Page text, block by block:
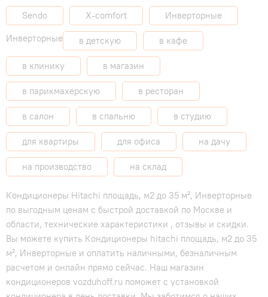
Sendo X-comfort
Инверторные
Инверторные
в детскую в кафе
в клинику в магазин
в парикмахерскую в ресторан
в салон в спальню в студию
для квартиры для офиса на дачу
на производство на склад
Кондиционеры Hitachi площадь, м2 до 35 м², Инверторные
по выгодным ценам с быстрой доставкой по Москве и
области, технические характеристики , отзывы и скидки.
Вы можете купить Кондиционеры hitachi площадь, м2 до 35
м², Инверторные и оплатить наличными, безналичным
расчетом и онлайн прямо сейчас. Наш магазин
кондиционеров vozduhoff.ru поможет с установкой